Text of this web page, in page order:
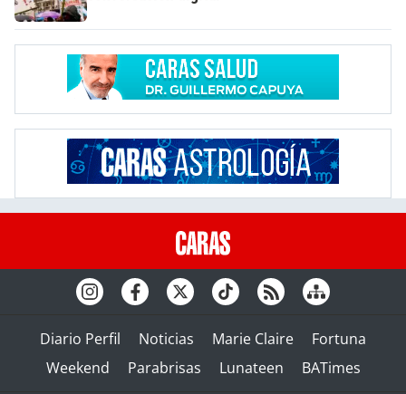
Diario Perfil Noticias Marie Claire
Fortuna
Weekend
Parabrisas Lunateen BATimes